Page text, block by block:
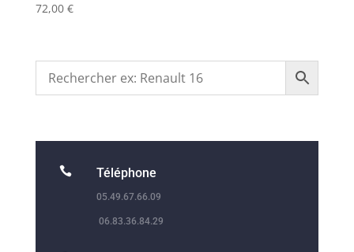
72,00 €
 Téléphone
05.49.67.66.09
06.83.36.84.29